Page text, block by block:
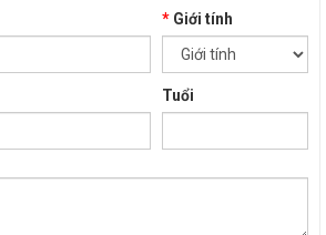
*Giới tính
Tuổi